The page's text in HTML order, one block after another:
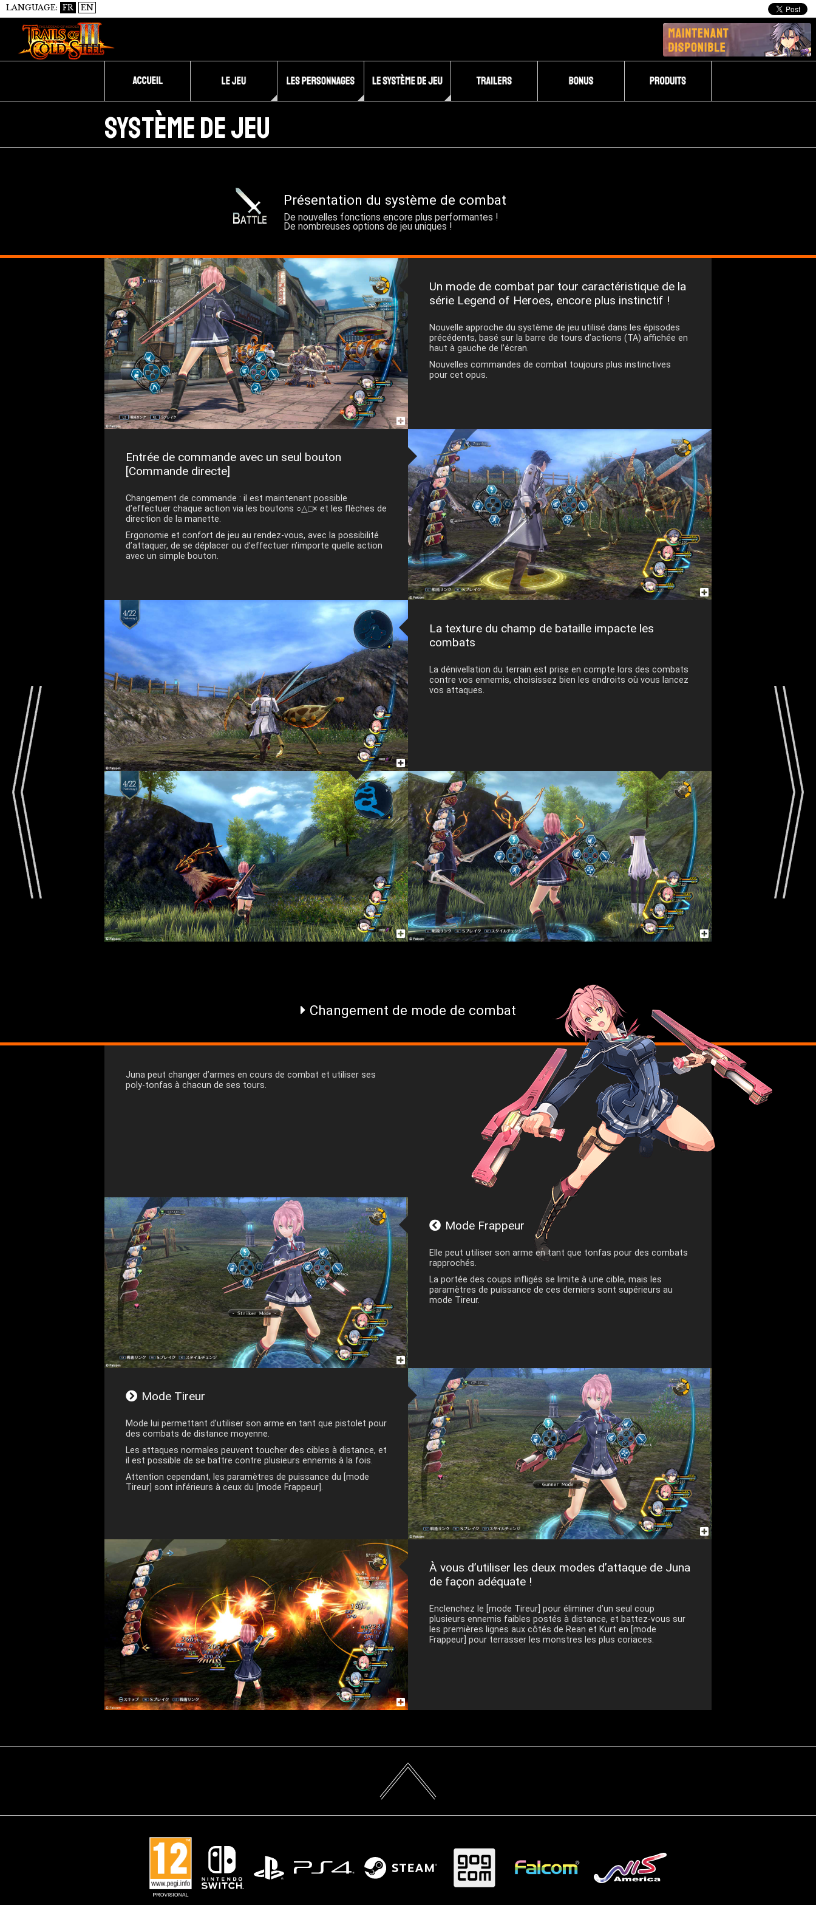
LANGUAGE: FR EN
Système de jeu
Présentation du système de combat
De nouvelles fonctions encore plus performantes !
De nombreuses options de jeu uniques !
Un mode de combat par tour caractéristique de la
série Legend of Heroes, encore plus instinctif !
Nouvelle approche du système de jeu utilisé dans les épisodes
précédents, basé sur la barre de tours d’actions (TA) affichée en
haut à gauche de l’écran.
Nouvelles commandes de combat toujours plus instinctives
pour cet opus.
Entrée de commande avec un seul bouton
[Commande directe]
Changement de commande : il est maintenant possible
d’effectuer chaque action via les boutons ○△□× et les flèches de
direction de la manette.
Ergonomie et confort de jeu au rendez-vous, avec la possibilité
d’attaquer, de se déplacer ou d’effectuer n’importe quelle action
avec un simple bouton.
La texture du champ de bataille impacte les
combats
La dénivellation du terrain est prise en compte lors des combats
contre vos ennemis, choisissez bien les endroits où vous lancez
vos attaques.
Changement de mode de combat
Juna peut changer d’armes en cours de combat et utiliser ses
poly-tonfas à chacun de ses tours.
Mode Frappeur
Elle peut utiliser son arme en tant que tonfas pour des combats
rapprochés.
La portée des coups infligés se limite à une cible, mais les
paramètres de puissance de ces derniers sont supérieurs au
mode Tireur.
Mode Tireur
Mode lui permettant d’utiliser son arme en tant que pistolet pour
des combats de distance moyenne.
Les attaques normales peuvent toucher des cibles à distance, et
il est possible de se battre contre plusieurs ennemis à la fois.
Attention cependant, les paramètres de puissance du [mode
Tireur] sont inférieurs à ceux du [mode Frappeur].
À vous d’utiliser les deux modes d’attaque de Juna
de façon adéquate !
Enclenchez le [mode Tireur] pour éliminer d’un seul coup
plusieurs ennemis faibles postés à distance, et battez-vous sur
les premières lignes aux côtés de Rean et Kurt en [mode
Frappeur] pour terrasser les monstres les plus coriaces.